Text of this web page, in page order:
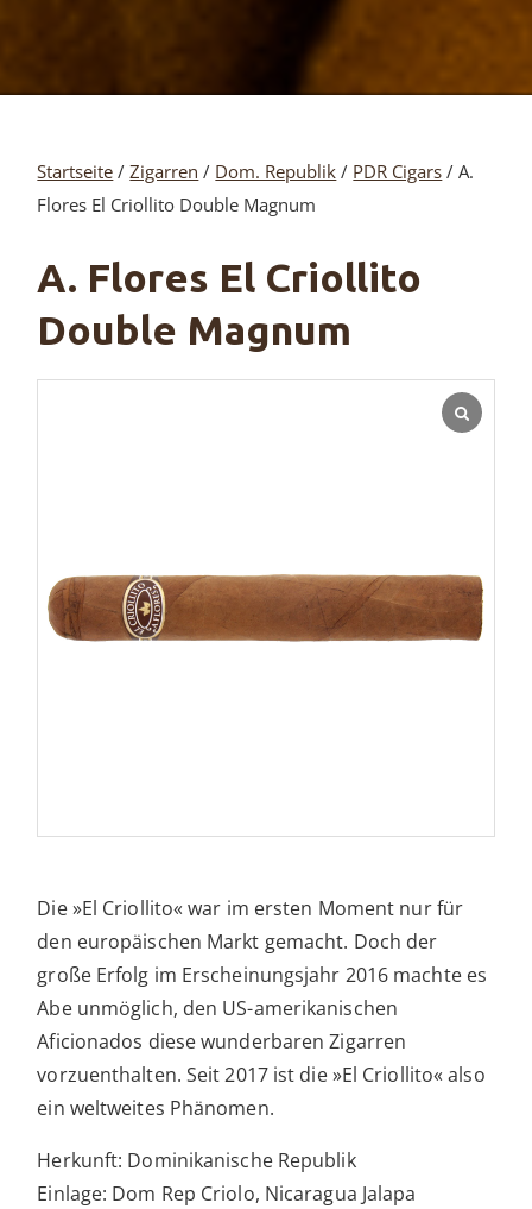
Startseite /Zigarren / Dom. Republik / PDR Cigars / A.
Flores El Criollito Double Magnum
A. Flores El Criollito
Double Magnum
Die »El Criollito« war im ersten Moment nur für
den europäischen Markt gemacht. Doch der
große Erfolg im Erscheinungsjahr 2016 machte es
Abe unmöglich, den US-amerikanischen
Aficionados diese wunderbaren Zigarren
vorzuenthalten. Seit 2017 ist die »El Criollito« also
ein weltweites Phänomen.
Herkunft: Dominikanische Republik
Einlage: Dom Rep Criolo, Nicaragua Jalapa